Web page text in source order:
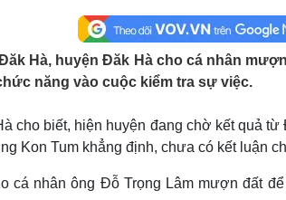
Thể thao
Bóng đá
Lịch thi đấu bóng đá
Thế giới thể thao
Hậu trường
Ô
Văn hóa
Sân khấu - Điện ảnh
Hà, huyện Đăk Hà cho cá nhân
năng vào cuộc kiểm tra sự việc.
cho biết, hiện huyện đang chờ kết quả từ
Kon Tum khẳng định, chưa có kết luận
cá nhân ông Đỗ Trọng Lâm mượn đất